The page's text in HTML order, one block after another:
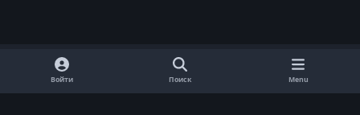
Обратная связь Cookie-файлы
Договор оферты
Войти Поиск Menu